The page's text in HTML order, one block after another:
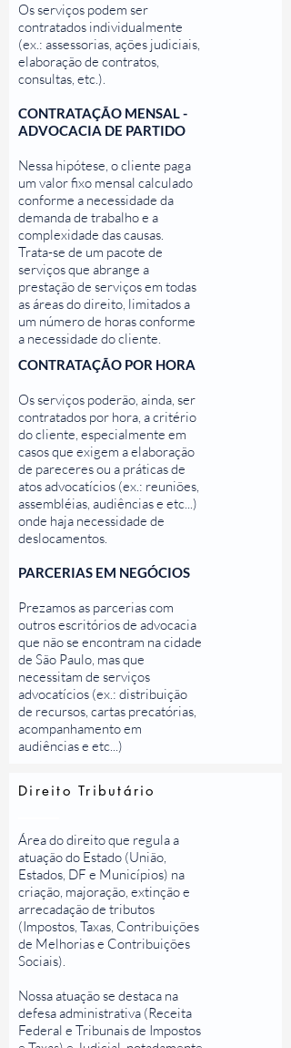
Os serviços podem ser
contratados individualmente
(ex.: assessorias, ações judiciais,
elaboração de contratos,
consultas, etc.).
CONTRATAÇÃO MENSAL -
ADVOCACIA DE PARTIDO
Nessa hipótese, o cliente paga
um valor fixo mensal calculado
conforme a necessidade da
demanda de trabalho e a
complexidade das causas.
Trata-se de um pacote de
serviços que abrange a
prestação de serviços em todas
as áreas do direito, limitados a
um número de horas conforme
a necessidade do cliente.
CONTRATAÇÃO POR HORA
Os serviços poderão, ainda, ser
contratados por hora, a critério
do cliente, especialmente em
casos que exigem a elaboração
de pareceres ou a práticas de
atos advocatícios (ex.: reuniões,
assembléias, audiências e etc...)
onde haja necessidade de
deslocamentos.
PARCERIAS EM NEGÓCIOS
Prezamos as parcerias com
outros escritórios de advocacia
que não se encontram na cidade
de São Paulo, mas que
necessitam de serviços
advocatícios (ex.: distribuição
de recursos, cartas precatórias,
acompanhamento em
audiências e etc...)
Direito Tributário
Área do direito que regula a
atuação do Estado (União,
Estados, DF e Municípios) na
criação, majoração, extinção e
arrecadação de tributos
(Impostos, Taxas, Contribuições
de Melhorias e Contribuições
Sociais).
Nossa atuação se destaca na
defesa administrativa (Receita
Federal e Tribunais de Impostos